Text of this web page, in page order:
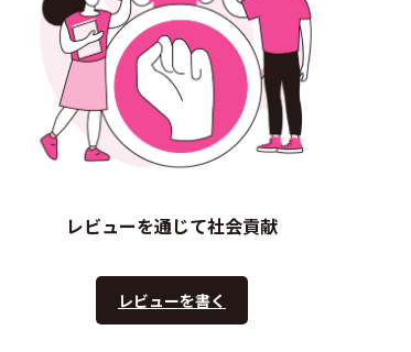
レビューを通じて社会貢献
レビューを書く